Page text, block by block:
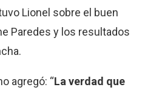
Lionel sobre el buen
Paredes y los resultados
agregó: “La verdad que